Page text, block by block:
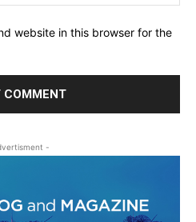
website in this browser for the
-